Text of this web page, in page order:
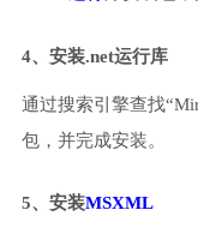
4、安装.net运行库
通过搜索引擎查找
包，并完成安装。
5、安装MSXML